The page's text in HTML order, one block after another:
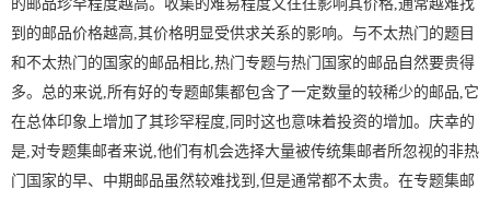
的邮品珍罕程度越高。收集的难易程度又往往影响其价格,通常越难找
到的邮品价格越高,其价格明显受供求关系的影响。与不太热门的题目
和不太热门的国家的邮品相比,热门专题与热门国家的邮品自然要贵得
多。总的来说,所有好的专题邮集都包含了一定数量的较稀少的邮品,它
在总体印象上增加了其珍罕程度,同时这也意味着投资的增加。庆幸的
是,对专题集邮者来说,他们有机会选择大量被传统集邮者所忽视的非热
门国家的早、中期邮品虽然较难找到,但是通常都不太贵。在专题集邮